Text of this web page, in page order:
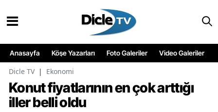
Anasayfa Köşe Yazarları Foto Galeriler Video Galeriler
Dicle TV | Ekonomi
Konut fiyatlarının en çok arttığı
iller belli oldu